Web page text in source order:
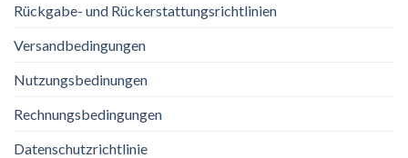
Rückgabe- und Rückerstattungsrichtlinien
Versandbedingungen
Nutzungsbedinungen
Rechnungsbedingungen
Datenschutzrichtlinie